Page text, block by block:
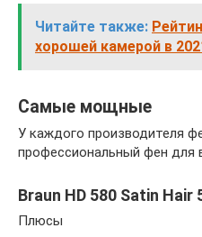
Читайте также:
хорошей камерой в
Самые мощные
У каждого производителя
профессиональный фен для
Braun HD 580 Satin Hair
Плюсы